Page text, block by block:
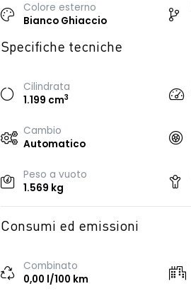
Colore esterno
Bianco Ghiaccio
Specifiche tecniche
Cilindrata
1.199 cm3
Cambio
Automatico
Peso a vuoto
1.569 kg
Consumi ed emissioni
Combinato
0,00 l/100 km